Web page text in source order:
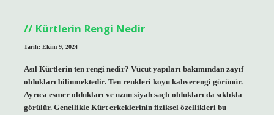
Kürtlerin Rengi Nedir
Tarih: Ekim 9, 2024
Asıl Kürtlerin ten rengi nedir? Vücut yapıları bakımından zayıf
oldukları bilinmektedir. Ten renkleri koyu kahverengi görünür.
Ayrıca esmer oldukları ve uzun siyah saçlı oldukları da sıklıkla
görülür. Genellikle Kürt erkeklerinin fiziksel özellikleri bu